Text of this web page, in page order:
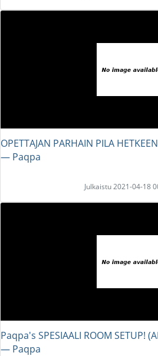
OPETTAJAN PARHAIN PILA
― Paqpa
Julkaistu 2021-04-18
Paqpa's SPESIAALI ROOM SETUP!
― Paqpa